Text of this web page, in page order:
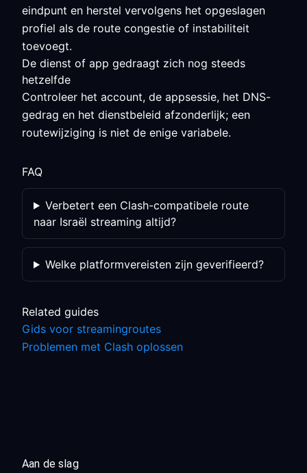
eindpunt en herstel vervolgens het opgeslagen
profiel als de route congestie of instabiliteit
toevoegt.
De dienst of app gedraagt zich nog steeds
hetzelfde
Controleer het account, de appsessie, het DNS-
gedrag en het dienstbeleid afzonderlijk; een
routewijziging is niet de enige variabele.
FAQ
Verbetert een Clash-compatibele route
naar Israël streaming altijd?
Welke platformvereisten zijn geverifieerd?
Related guides
Gids voor streamingroutes
Problemen met Clash oplossen
Aan de slag